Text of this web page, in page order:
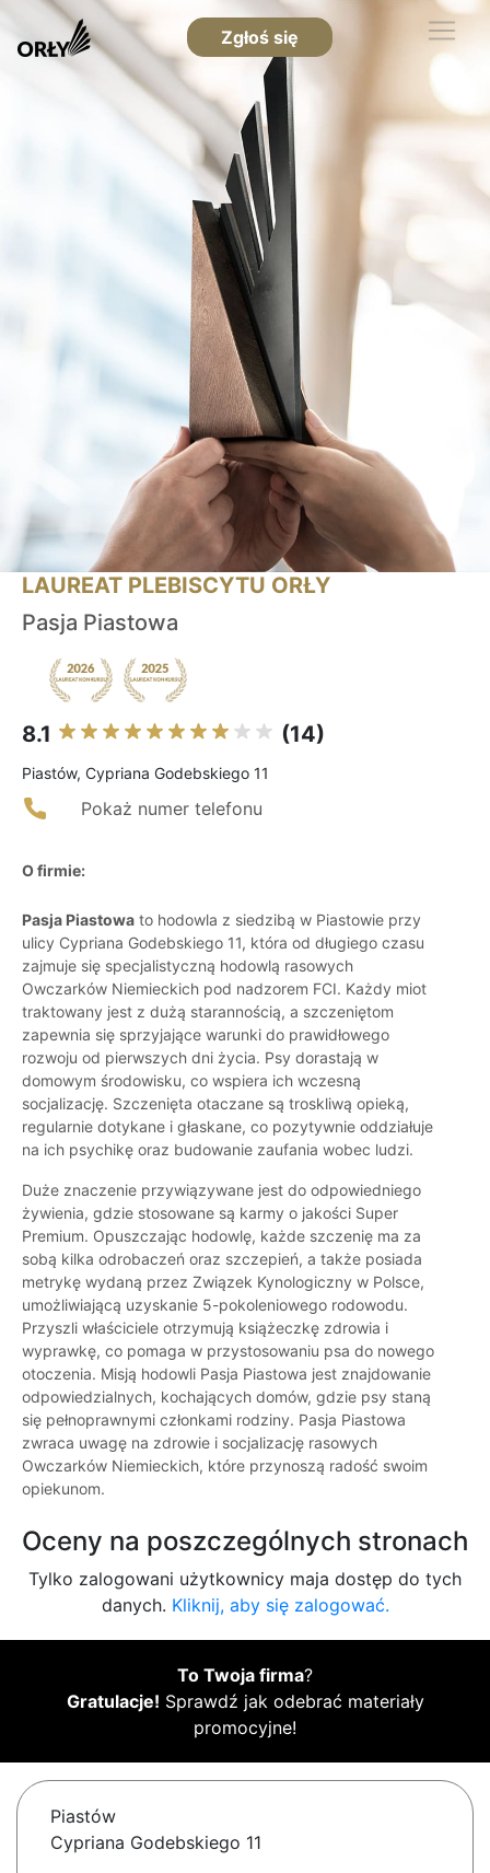
Zgłoś się
LAUREAT PLEBISCYTU ORŁY
Pasja Piastowa
8.1 (14)
Piastów, Cypriana Godebskiego 11
Pokaż numer telefonu
O firmie:
Pasja Piastowa to hodowla z siedzibą w Piastowie przy
ulicy Cypriana Godebskiego 11, która od długiego czasu
zajmuje się specjalistyczną hodowlą rasowych
Owczarków Niemieckich pod nadzorem FCI. Każdy miot
traktowany jest z dużą starannością, a szczeniętom
zapewnia się sprzyjające warunki do prawidłowego
rozwoju od pierwszych dni życia. Psy dorastają w
domowym środowisku, co wspiera ich wczesną
socjalizację. Szczenięta otaczane są troskliwą opieką,
regularnie dotykane i głaskane, co pozytywnie oddziałuje
na ich psychikę oraz budowanie zaufania wobec ludzi.
Duże znaczenie przywiązywane jest do odpowiedniego
żywienia, gdzie stosowane są karmy o jakości Super
Premium. Opuszczając hodowlę, każde szczenię ma za
sobą kilka odrobaczeń oraz szczepień, a także posiada
metrykę wydaną przez Związek Kynologiczny w Polsce,
umożliwiającą uzyskanie 5-pokoleniowego rodowodu.
Przyszli właściciele otrzymują książeczkę zdrowia i
wyprawkę, co pomaga w przystosowaniu psa do nowego
otoczenia. Misją hodowli Pasja Piastowa jest znajdowanie
odpowiedzialnych, kochających domów, gdzie psy staną
się pełnoprawnymi członkami rodziny. Pasja Piastowa
zwraca uwagę na zdrowie i socjalizację rasowych
Owczarków Niemieckich, które przynoszą radość swoim
opiekunom.
Oceny na poszczególnych stronach
Tylko zalogowani użytkownicy maja dostęp do tych
danych. Kliknij, aby się zalogować.
To Twoja firma?
Gratulacje! Sprawdź jak odebrać materiały
promocyjne!
Piastów
Cypriana Godebskiego 11